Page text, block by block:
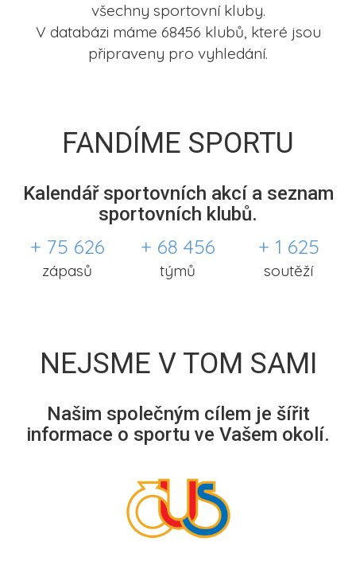
všechny sportovní kluby.
V databázi máme 68456 klubů, které jsou
připraveny pro vyhledání.
FANDÍME SPORTU
Kalendář sportovních akcí a seznam
sportovních klubů.
+ 75 626
zápasů
+ 68 456
týmů
+ 1 625
soutěží
NEJSME V TOM SAMI
Našim společným cílem je šířit
informace o sportu ve Vašem okolí.